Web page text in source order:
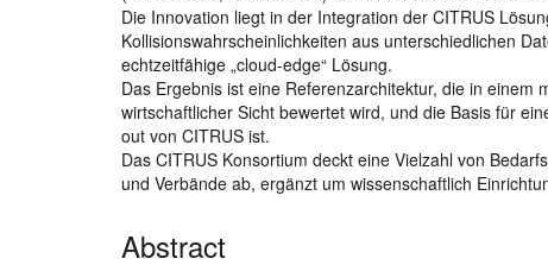
Die Innovation liegt in der Integration der CITRUS
Kollisionswahrscheinlichkeiten aus unterschiedlichen
echtzeitfähige „cloud-edge“ Lösung.
Das Ergebnis ist eine Referenzarchitektur, die in
wirtschaftlicher Sicht bewertet wird, und die Basis für
out von CITRUS ist.
Das CITRUS Konsortium deckt eine Vielzahl von
und Verbände ab, ergänzt um wissenschaftlich
Abstract